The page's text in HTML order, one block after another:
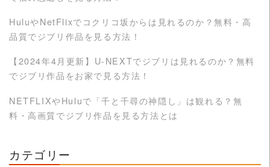
HuluやNetFlixでコクリコ坂からは見れるのか？無料・高
品質でジブリ作品を見る方法！
【2024年4月更新】U-NEXTでジブリは見れるのか？無料
でジブリ作品をお家で見る方法！
NETFLIXやHuluで「千と千尋の神隠し」は観れる？無
料・高画質でジブリ作品を見る方法とは
カテゴリー